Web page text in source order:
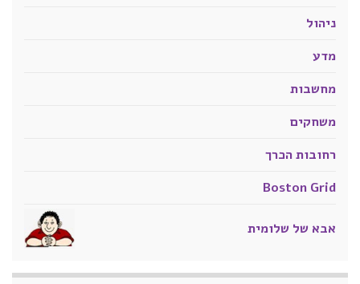
ניהול
מדע
מחשבות
משחקים
רחובות הכרך
Boston Grid
אבא של שלומית